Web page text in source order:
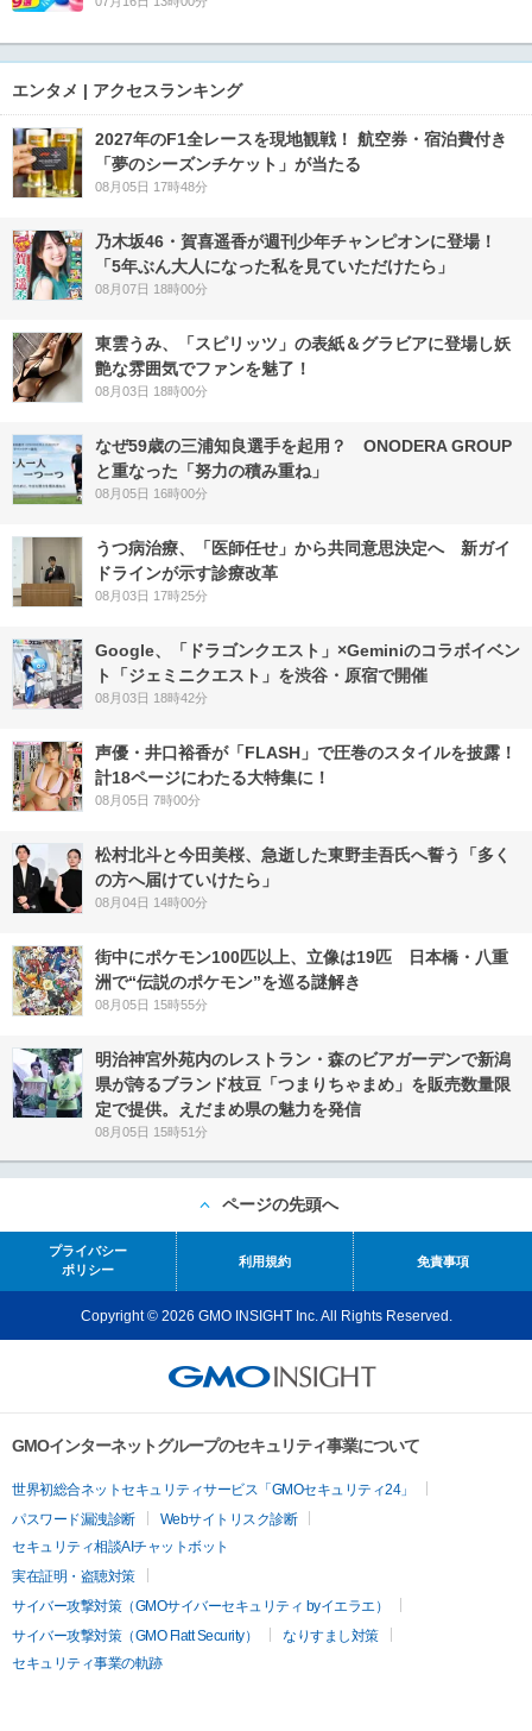
エンタメ | アクセスランキング
2027年のF1全レースを現地観戦！ 航空券・宿泊費付き
「夢のシーズンチケット」が当たる
08月05日 17時48分
乃木坂46・賀喜遥香が週刊少年チャンピオンに登場！
「5年ぶん大人になった私を見ていただけたら」
08月07日 18時00分
東雲うみ、「スピリッツ」の表紙＆グラビアに登場し妖
艶な雰囲気でファンを魅了！
08月03日 18時00分
なぜ59歳の三浦知良選手を起用？ ONODERA GROUP
と重なった「努力の積み重ね」
08月05日 16時00分
うつ病治療、「医師任せ」から共同意思決定へ 新ガイ
ドラインが示す診療改革
08月03日 17時25分
Google、「ドラゴンクエスト」×Geminiのコラボイベン
ト「ジェミニクエスト」を渋谷・原宿で開催
08月03日 18時42分
声優・井口裕香が「FLASH」で圧巻のスタイルを披露！
計18ページにわたる大特集に！
08月05日 7時00分
松村北斗と今田美桜、急逝した東野圭吾氏へ誓う「多く
の方へ届けていけたら」
08月04日 14時00分
街中にポケモン100匹以上、立像は19匹 日本橋・八重
洲で“伝説のポケモン”を巡る謎解き
08月05日 15時55分
明治神宮外苑内のレストラン・森のビアガーデンで新潟
県が誇るブランド枝豆「つまりちゃまめ」を販売数量限
定で提供。えだまめ県の魅力を発信
08月05日 15時51分
ページの先頭へ
プライバシー
ポリシー
利用規約 免責事項
Copyright © 2026 GMO INSIGHT Inc. All Rights Reserved.
GMOインターネットグループのセキュリティ事業について
世界初総合ネットセキュリティサービス「GMOセキュリティ24」
パスワード漏洩診断
Webサイトリスク診断
セキュリティ相談AIチャットボット
実在証明・盗聴対策
サイバー攻撃対策（GMOサイバーセキュリティ byイエラエ）
サイバー攻撃対策（GMO Flatt Security）
なりすまし対策
セキュリティ事業の軌跡